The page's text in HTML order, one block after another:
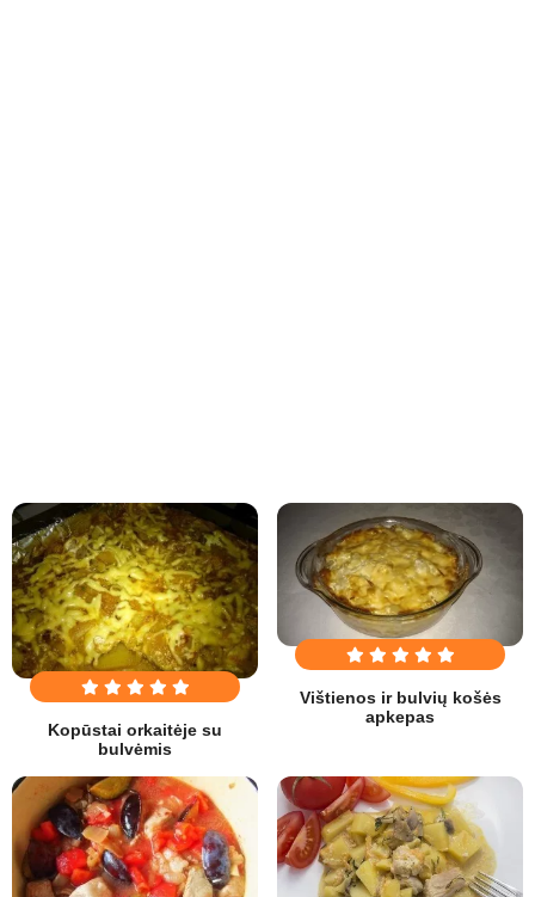
Kopūstai orkaitėje su
bulvėmis
Vištienos ir bulvių košės
apkepas